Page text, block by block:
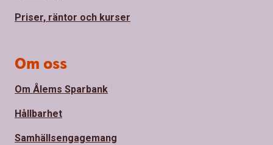
Priser, räntor och kurser
Om oss
Om Ålems Sparbank
Hållbarhet
Samhällsengagemang